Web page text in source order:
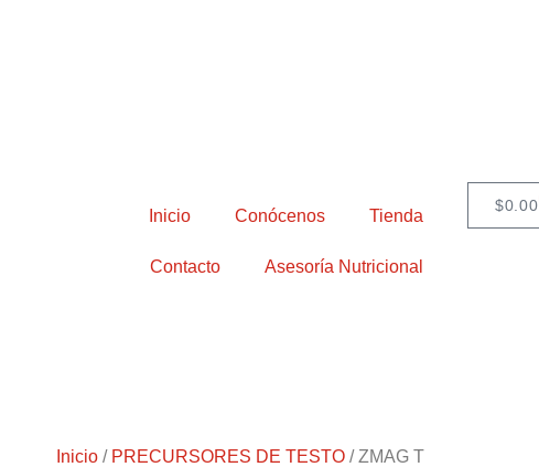
Inicio Conócenos Tienda
Contacto Asesoría Nutricional
$0.00
Inicio / PRECURSORES DE TESTO / ZMAG T